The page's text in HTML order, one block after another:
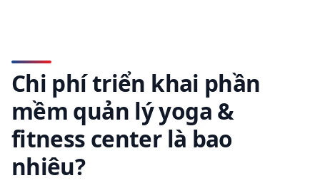
Chi phí triển khai phần
mềm quản lý yoga &
fitness center là bao
nhiêu?